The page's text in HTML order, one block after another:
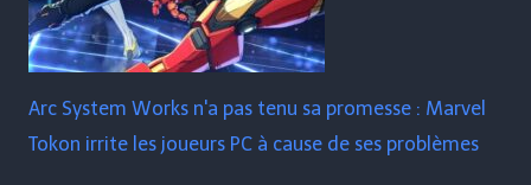
Arc System Works n'a pas tenu sa promesse : Marvel
Tokon irrite les joueurs PC à cause de ses problèmes